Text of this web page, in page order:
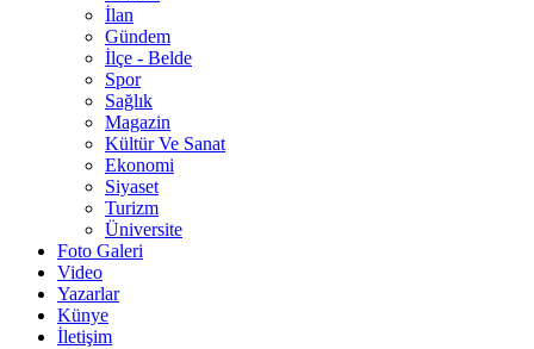
İlan
Gündem
İlçe - Belde
Spor
Sağlık
Magazin
Kültür Ve Sanat
Ekonomi
Siyaset
Turizm
Üniversite
Foto Galeri
Video
Yazarlar
Künye
İletişim